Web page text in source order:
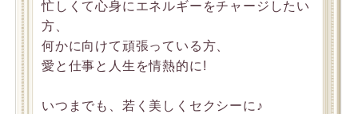
忙しくて心身にエネルギーをチャージしたい
方、
何かに向けて頑張っている方、
愛と仕事と人生を情熱的に!
いつまでも、若く美しくセクシーに♪